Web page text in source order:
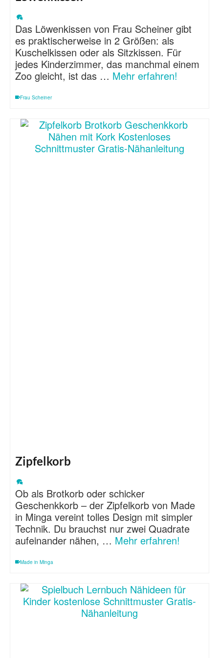
Das Löwenkissen von Frau Scheiner gibt
es praktischerweise in 2 Größen: als
Kuschelkissen oder als Sitzkissen. Für
jedes Kinderzimmer, das manchmal einem
Zoo gleicht, ist das … Mehr erfahren!
Frau Scheiner
Zipfelkorb
Ob als Brotkorb oder schicker
Geschenkkorb – der Zipfelkorb von Made
in Minga vereint tolles Design mit simpler
Technik. Du brauchst nur zwei Quadrate
aufeinander nähen, … Mehr erfahren!
Made in Minga